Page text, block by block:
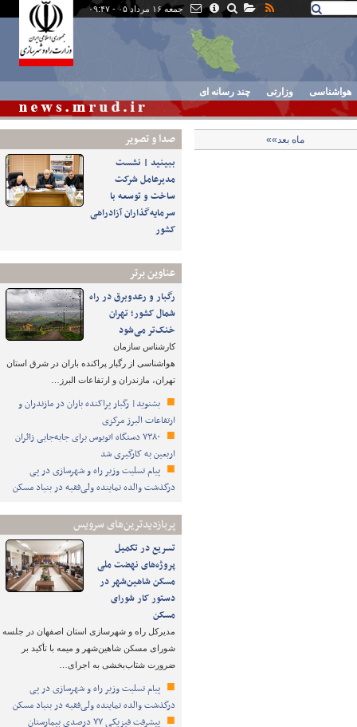
جمعه ۱۶ مرداد ۰۵ - ۰۹:۴۷
هواشناسی وزارتی چند رسانه ای
صدا و تصوير
ببینید | نشست
مدیرعامل شرکت
ساخت و توسعه با
سرمایه‌گذاران آزادراهی
کشور
عناوین برتر
رگبار و رعدوبرق در راه
شمال کشور؛ تهران
خنک‌تر می‌شود
کارشناس سازمان
هواشناسی از رگبار پراکنده باران در شرق استان
تهران، مازندران و ارتفاعات البرز…
بشنوید| رگبار پراکنده باران در مازندران و
ارتفاعات البرز مرکزی
۷۳۸۰ دستگاه اتوبوس برای جابه‌جایی زائران
اربعین به‌ کارگیری شد
پیام تسلیت وزیر راه و شهرسازی در پی
درگذشت والده نماینده ولی‌فقیه در بنیاد مسکن
پربازدیدترین‌های سرویس
تسریع در تکمیل
پروژه‌های نهضت ملی
مسکن شاهین‌شهر در
دستور کار شورای
مسکن
مدیرکل راه و شهرسازی استان اصفهان در جلسه
شورای مسکن شاهین‌شهر و میمه با تأکید بر
ضرورت شتاب‌بخشی به اجرای…
پیام تسلیت وزیر راه و شهرسازی در پی
درگذشت والده نماینده ولی‌فقیه در بنیاد مسکن
پیشرفت فیزیکی ۷۷ درصدی بیمارستان
ماه بعد»»